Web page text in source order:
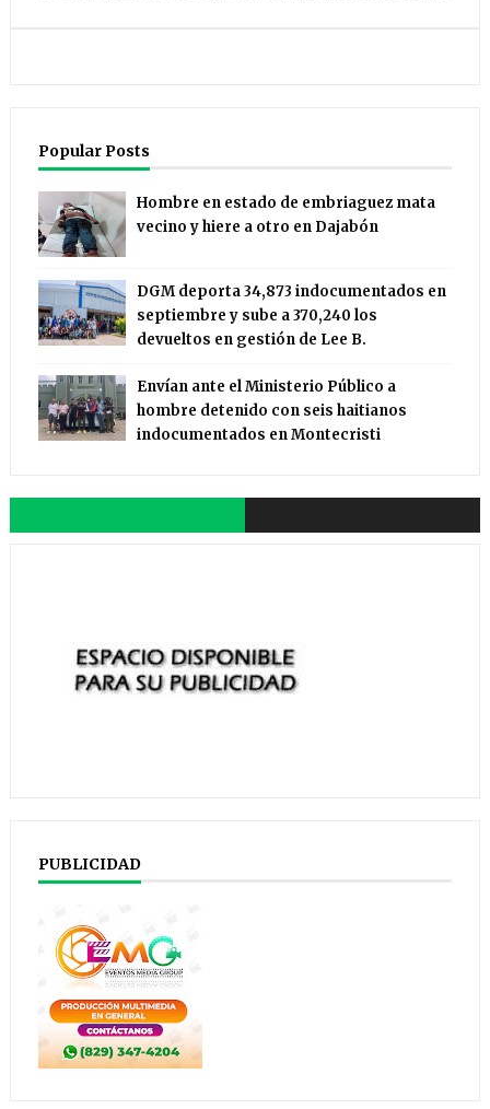
Popular Posts
Hombre en estado de embriaguez mata
vecino y hiere a otro en Dajabón
DGM deporta 34,873 indocumentados en
septiembre y sube a 370,240 los
devueltos en gestión de Lee B.
Envían ante el Ministerio Público a
hombre detenido con seis haitianos
indocumentados en Montecristi
PUBLICIDAD